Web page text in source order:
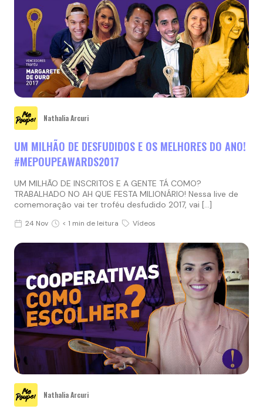
Nathalia Arcuri
UM MILHÃO DE DESFUDIDOS E OS MELHORES DO ANO!
#MEPOUPEAWARDS2017
UM MILHÃO DE INSCRITOS E A GENTE TÁ COMO?
TRABALHADO NO AH QUE FESTA MILIONÁRIO! Nessa live de
comemoração vai ter troféu desfudido 2017, vai […]
24 Nov < 1 min de leitura Vídeos
Nathalia Arcuri